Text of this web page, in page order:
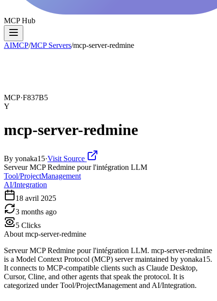
MCP Hub
AIMCP/MCP Servers/mcp-server-redmine
MCP·F837B5
Y
mcp-server-redmine
By yonaka15·Visit Source
Serveur MCP Redmine pour l'intégration LLM
Tool/ProjectManagement
AI/Integration
18 avril 2025
3 months ago
5 Clicks
About mcp-server-redmine
Serveur MCP Redmine pour l'intégration LLM. mcp-server-redmine
is a Model Context Protocol (MCP) server maintained by yonaka15.
It connects to MCP-compatible clients such as Claude Desktop,
Cursor, Cline, and other agents that speak the protocol. It is
categorized under Tool/ProjectManagement and AI/Integration.